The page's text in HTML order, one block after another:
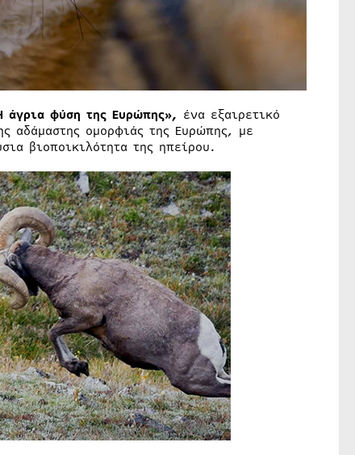
άγρια φύση της Ευρώπης», ένα εξαιρετικό
αδάμαστης ομορφιάς της Ευρώπης, με
βιοποικιλότητα της ηπείρου.